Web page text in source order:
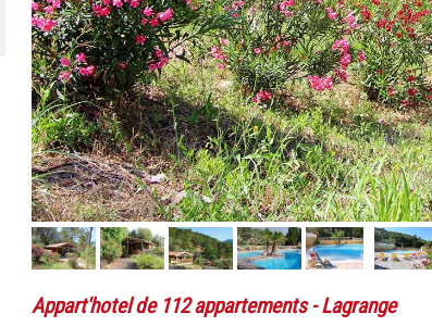
Appart'hotel de 112 appartements- Lagrange